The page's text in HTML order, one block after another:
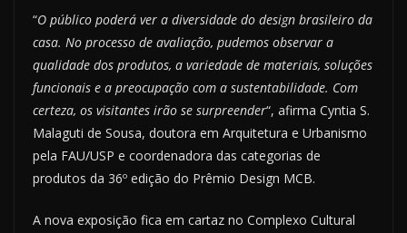
“O público poderá ver a diversidade do design brasileiro da
casa. No processo de avaliação, pudemos observar a
qualidade dos produtos, a variedade de materiais, soluções
funcionais e a preocupação com a sustentabilidade. Com
certeza, os visitantes irão se surpreender“, afirma Cyntia S.
Malaguti de Sousa, doutora em Arquitetura e Urbanismo
pela FAU/USP e coordenadora das categorias de
produtos da 36º edição do Prêmio Design MCB.
A nova exposição fica em cartaz no Complexo Cultural